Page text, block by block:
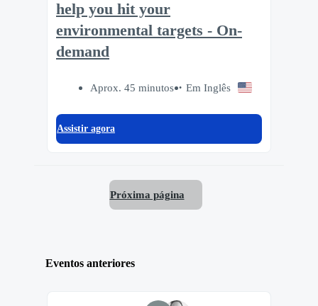
help you hit your
environmental targets - On-
demand
Aprox. 45 minutos Em Inglês
Assistir agora
Próxima página
Eventos anteriores